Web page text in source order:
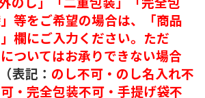
等をご希望の場合は、「商品
欄にご入力ください。ただ
ついてはお承りできない場合
（表記： のし不可・のし名入れ不
・完全包装不可・手提げ袋不